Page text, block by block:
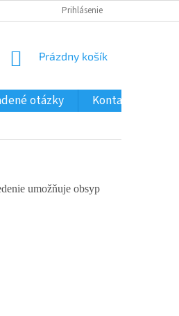
Prihlásenie
NÁKUPNÝ
Prázdny košík
otázky Kontakty
umožňuje obsyp